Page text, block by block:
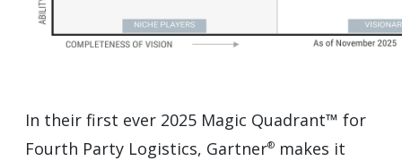
In their first ever 2025 Magic Quadrant™ for
Fourth Party Logistics, Gartner® makes it